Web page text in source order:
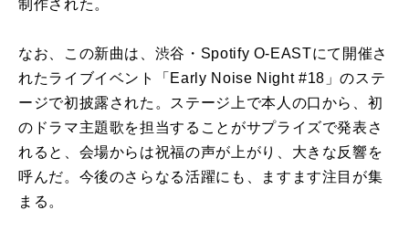
制作された。
なお、この新曲は、渋谷・Spotify O-EASTにて開催さ
れたライブイベント「Early Noise Night #18」のステ
ージで初披露された。ステージ上で本人の口から、初
のドラマ主題歌を担当することがサプライズで発表さ
れると、会場からは祝福の声が上がり、大きな反響を
呼んだ。今後のさらなる活躍にも、ますます注目が集
まる。